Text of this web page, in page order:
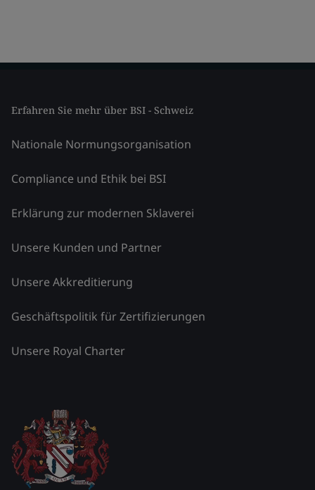
Erfahren Sie mehr über BSI - Schweiz
Nationale Normungsorganisation
Compliance und Ethik bei BSI
Erklärung zur modernen Sklaverei
Unsere Kunden und Partner
Unsere Akkreditierung
Geschäftspolitik für Zertifizierungen
Unsere Royal Charter